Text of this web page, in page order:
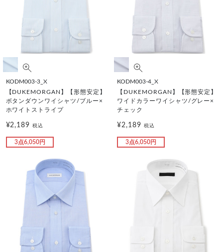
KODM003-3_X
【DUKEMORGAN】【形態安定】
ボタンダウンワイシャツ/ブルー×
ホワイトストライプ
¥2,189税込
3点6,050円
KODM003-4_X
【DUKEMORGAN】【形態安定】
ワイドカラーワイシャツ/グレー×
チェック
¥2,189 税込
3点6,050円